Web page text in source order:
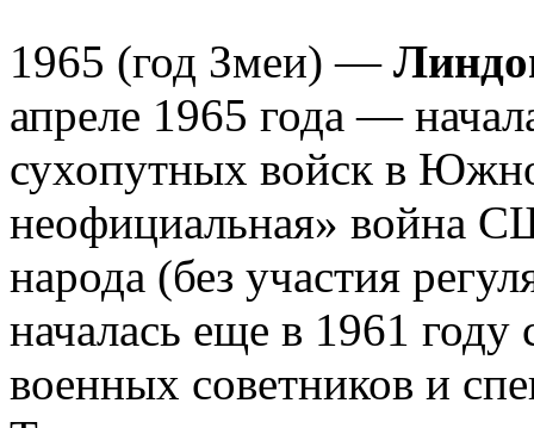
1965 (год Змеи) —
апреле 1965 года —
сухопутных войск в
неофициальная» война
народа (без участия
началась еще в 1961
военных советников и